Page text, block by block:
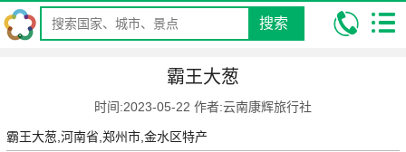
搜索
霸王大葱
时间:2023-05-22 作者:云南康辉旅行社
霸王大葱,河南省,郑州市,金水区特产